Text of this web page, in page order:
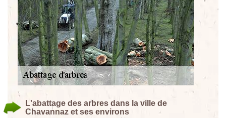
L'abattage des arbres dans la ville de
Chavannaz et ses environs